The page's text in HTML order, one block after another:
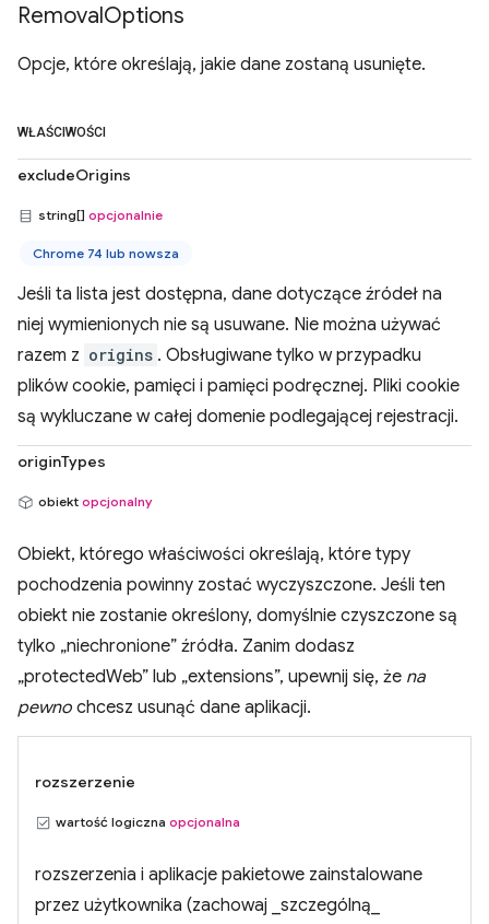
RemovalOptions
Opcje, które określają, jakie dane zostaną usunięte.
WŁAŚCIWOŚCI
excludeOrigins
string[] opcjonalnie
Chrome 74 lub nowsza
Jeśli ta lista jest dostępna, dane dotyczące źródeł na
niej wymienionych nie są usuwane. Nie można używać
razem z origins . Obsługiwane tylko w przypadku
plików cookie, pamięci i pamięci podręcznej. Pliki cookie
są wykluczane w całej domenie podlegającej rejestracji.
originTypes
obiekt opcjonalny
Obiekt, którego właściwości określają, które typy
pochodzenia powinny zostać wyczyszczone. Jeśli ten
obiekt nie zostanie określony, domyślnie czyszczone są
tylko „niechronione” źródła. Zanim dodasz
„protectedWeb” lub „extensions”, upewnij się, że na
pewno chcesz usunąć dane aplikacji.
rozszerzenie
wartość logiczna opcjonalna
rozszerzenia i aplikacje pakietowe zainstalowane
przez użytkownika (zachowaj _szczególną_